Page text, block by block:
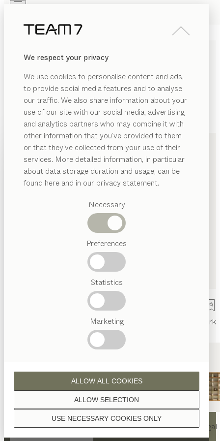
We respect your privacy
We use cookies to personalise content and ads,
to provide social media features and to analyse
our traffic. We also share information about your
use of our site with our social media, advertising
and analytics partners who may combine it with
other information that you’ve provided to them
or that they’ve collected from your use of their
services. More detailed information, in particular
about data storage duration and usage, can be
found here and in our privacy statement.
Necessary
Preferences
Statistics
Marketing
USE NECESSARY COOKIES ONLY
ALLOW SELECTION
ALLOW ALL COOKIES
PRODUKTE
INSPIRATION
HÄNDLER
Vorgeschlagene
Kategorien
Österreichisches
Handwerk
nyaTisch nyaStuhl filignoRegal
PRODUKTE
INSPIRATION
ÜBER UNS
+49 421 22299220
ReferenzenKontakt
TEAM 7 Bremen